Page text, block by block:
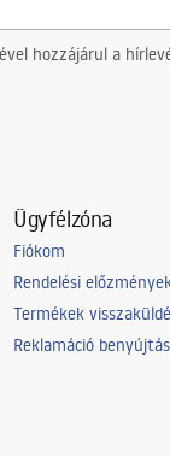
hozzájárul a
Ügyfélzóna
Fiókom
Rendelési
Termékek
Reklamáció